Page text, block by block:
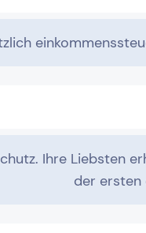
Ihre Liebsten
der ersten